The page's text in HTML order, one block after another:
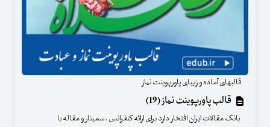
قالبهای آماده و زیبای پاورپوینت نماز
قالب پاورپوینت نماز (19)
بانک مقالات ایران افتخار دارد برای ارائه کنفرانس ، سمینار و مقاله با